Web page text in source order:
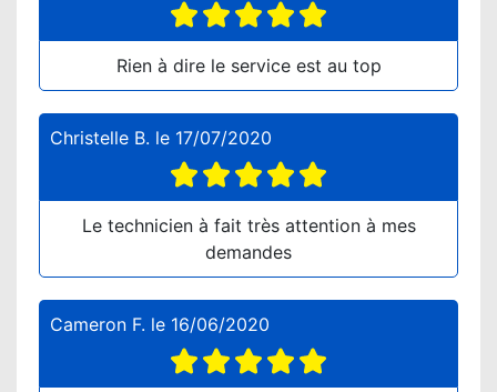
Rien à dire le service est au top
Christelle B. le 17/07/2020
Le technicien à fait très attention à mes
demandes
Cameron F. le 16/06/2020